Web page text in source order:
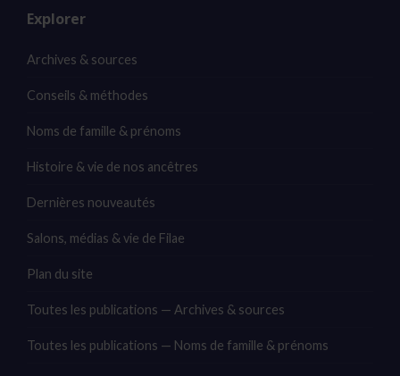
Explorer
Archives & sources
Conseils & méthodes
Noms de famille & prénoms
Histoire & vie de nos ancêtres
Dernières nouveautés
Salons, médias & vie de Filae
Plan du site
Toutes les publications — Archives & sources
Toutes les publications — Noms de famille & prénoms